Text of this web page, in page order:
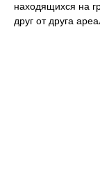
находящихся на
друг от друга